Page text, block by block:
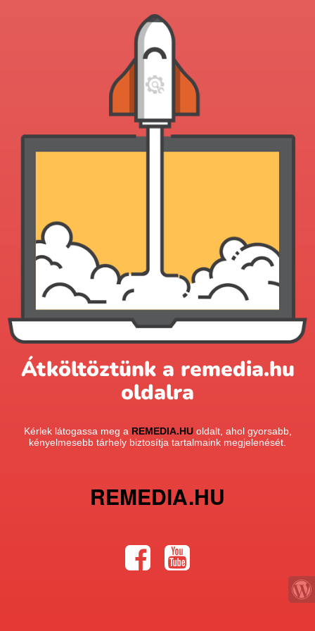
Átköltöztünk a remedia.hu
oldalra
Kérlek látogassa meg a REMEDIA.HUoldalt, ahol gyorsabb,
kényelmesebb tárhely biztosítja tartalmaink megjelenését.
REMEDIA.HU